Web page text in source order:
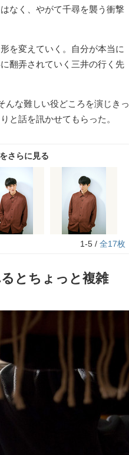
なく、やがて千尋を襲う衝撃
を変えていく。自分が本当に
翻弄されていく三井の行く先
んな難しい役どころを演じきっ
と話を訊かせてもらった。
さらに見る
1-5 / 全17枚
とちょっと複雑